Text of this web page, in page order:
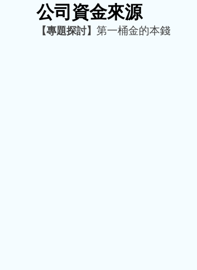
公司資金來源
【專題探討】